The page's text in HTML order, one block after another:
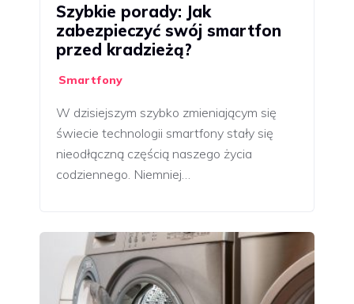
Szybkie porady: Jak
zabezpieczyć swój smartfon
przed kradzieżą?
Smartfony
W dzisiejszym szybko zmieniającym się
świecie technologii smartfony stały się
nieodłączną częścią naszego życia
codziennego. Niemniej…